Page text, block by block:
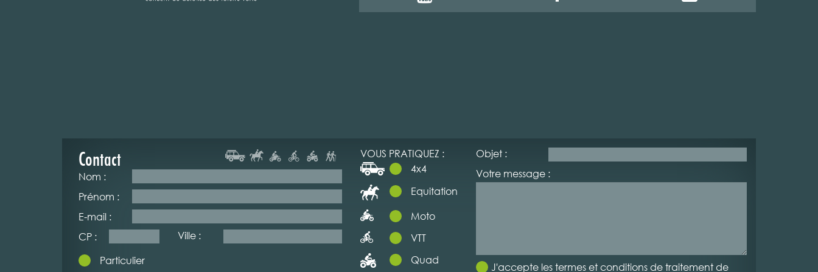
Contact
Nom :
Prénom :
E-mail :
CP :
Ville :
Particulier
VOUS PRATIQUEZ :
4x4
Equitation
Moto
VTT
Quad
Objet :
Votre message :
J'accepte les termes et conditions de traitement de